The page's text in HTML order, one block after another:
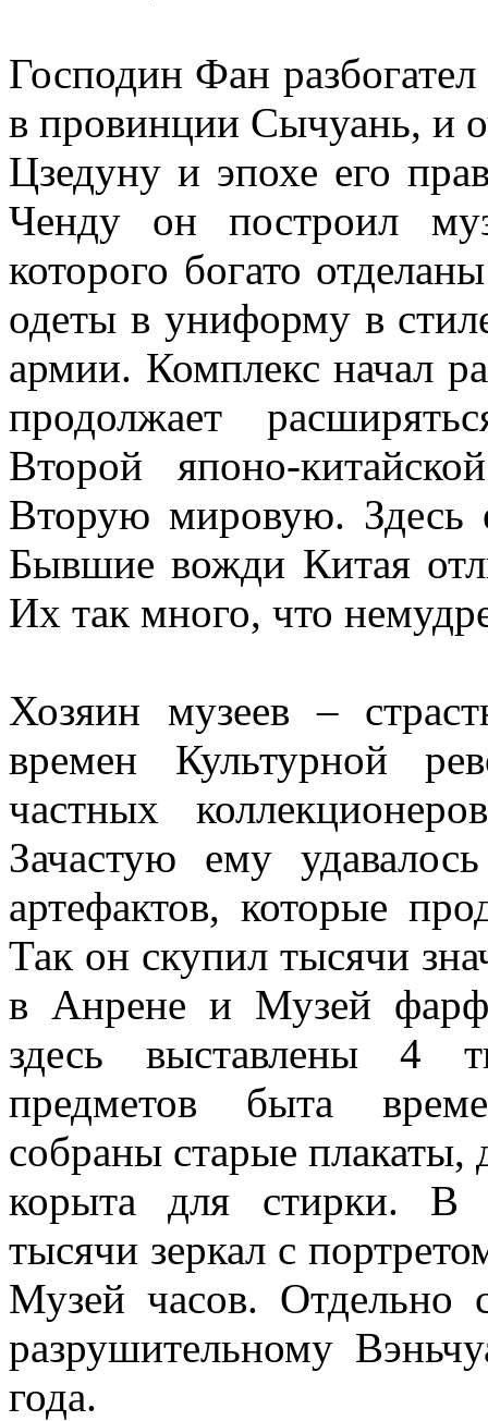
Господин Фан
в провинции Сычуань, и
Цзедуну и эпохе его
Ченду он построил
которого богато
одеты в униформу в
армии. Комплекс начал
продолжает
Второй японо-
Вторую мировую. Здесь
Бывшие вожди Китая
Их так много, что
Хозяин музеев –
времен Культурной
частных
Зачастую ему
артефактов, которые
Так он скупил тысячи
в Анрене и Музей
здесь выставлены 4
предметов быта
собраны старые плакаты,
корыта для стирки. В
тысячи зеркал с
Музей часов. Отдельно
разрушительному
года.